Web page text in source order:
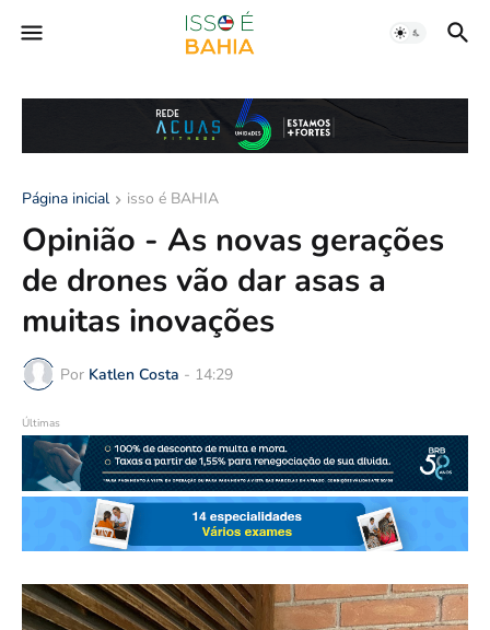
Página inicial isso é BAHIA
Opinião - As novas gerações
de drones vão dar asas a
muitas inovações
Por Katlen Costa - 14:29
Últimas